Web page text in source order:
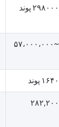
۲۹۸۰۰۰ پوند
~۵۷،۰۰۰،۰۰۰
۱۶۴۰ پوند
۲۸۲,۲۰۰